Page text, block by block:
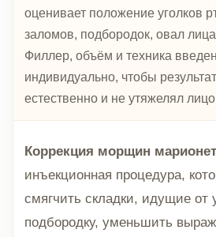
оценивает положение уголков
заломов, подбородок, овал
Филлер, объём и техника
индивидуально, чтобы
естественно и не утяжелял
Коррекция морщин
инъекционная процедура,
смягчить складки, идущие от
подбородку, уменьшить